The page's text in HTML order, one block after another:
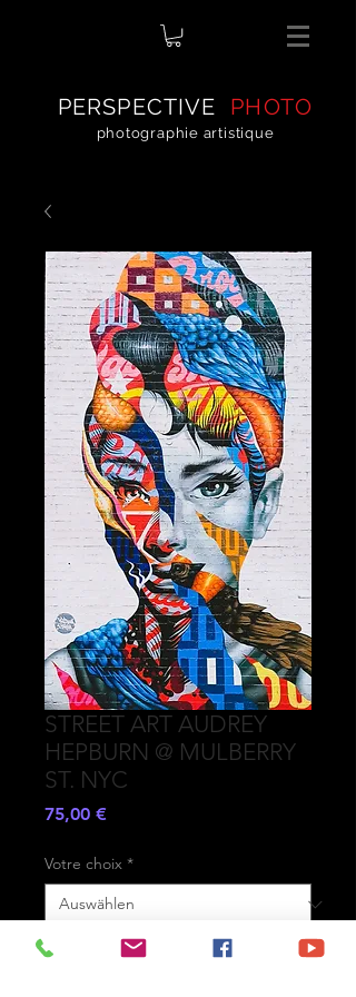
PERSPECTIVE PHOTO
photographie artistique
STREET ART AUDREY
HEPBURN @ MULBERRY
ST. NYC
75,00 €Preis
Votre choix *
Anzahl